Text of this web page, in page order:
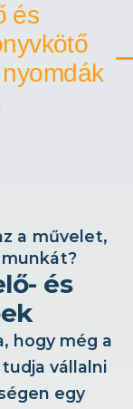
és
a művelet,
és
hogy még a
vállalni
egy